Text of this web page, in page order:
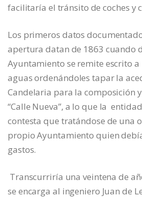
facilitaría el tránsito de coches y
Los primeros datos
apertura datan de 1863 cuando
Ayuntamiento se remite escrito a
aguas ordenándoles tapar la
Candelaria para la composición
“Calle Nueva”, a lo que la
contesta que tratándose de una
propio Ayuntamiento quien
gastos.
Transcurriría una veintena de
se encarga al ingeniero Juan de